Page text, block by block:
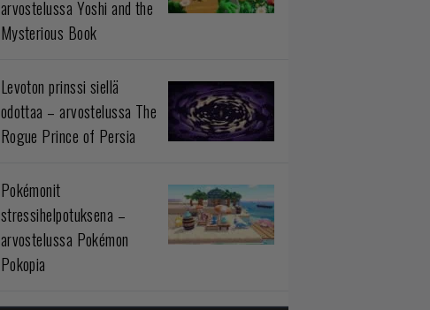
arvostelussa Yoshi and the
Mysterious Book
Levoton prinssi siellä
odottaa – arvostelussa The
Rogue Prince of Persia
Pokémonit
stressihelpotuksena –
arvostelussa Pokémon
Pokopia